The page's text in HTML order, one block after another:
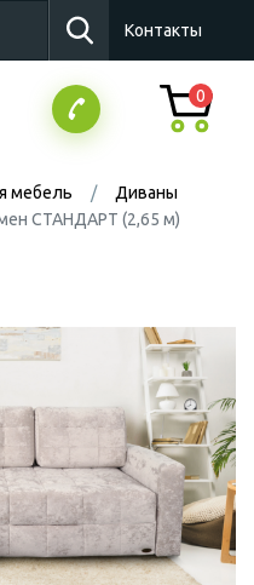
Контакты
0
мебель
Диваны
СТАНДАРТ (2,65 м)